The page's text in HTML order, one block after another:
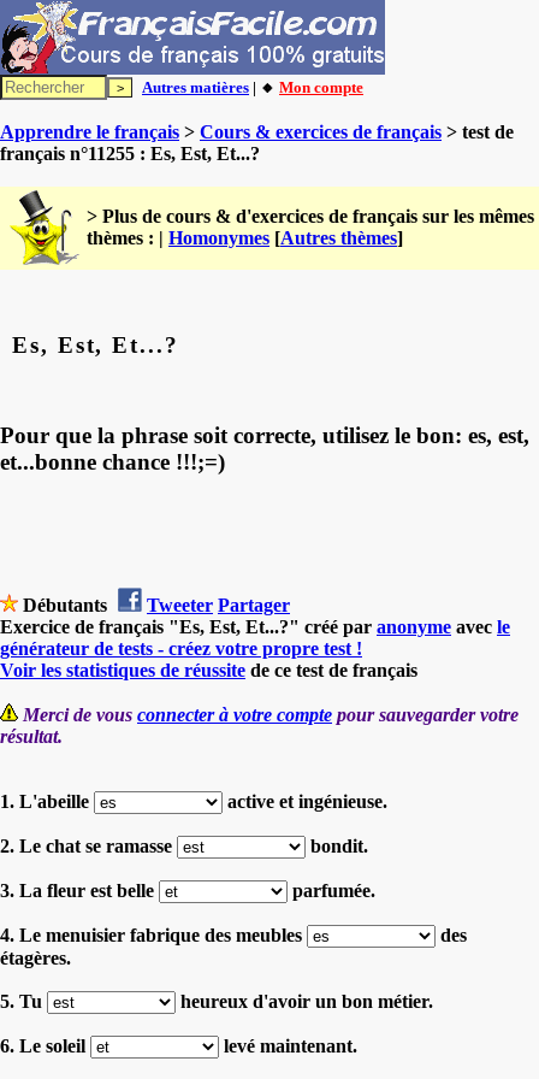
Autres matières | 🔸 Mon compte
Apprendre le français > Cours & exercices de français > test de
français n°11255 : Es, Est, Et...?
> Plus de cours & d'exercices de français sur les mêmes
thèmes : | Homonymes [Autres thèmes]
Es, Est, Et...?
Pour que la phrase soit correcte, utilisez le bon: es, est,
et...bonne chance !!!;=)
Débutants Tweeter Partager
Exercice de français "Es, Est, Et...?" créé par anonyme avec le
générateur de tests - créez votre propre test !
Voir les statistiques de réussite de ce test de français
Merci de vous connecter à votre compte pour sauvegarder votre
résultat.
1. L'abeille active et ingénieuse.
2. Le chat se ramasse bondit.
3. La fleur est belle parfumée.
4. Le menuisier fabrique des meubles
des
étagères.
5. Tu heureux d'avoir un bon métier.
6. Le soleil levé maintenant.